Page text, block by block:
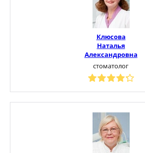
Клюсова
Наталья
Александровна
стоматолог